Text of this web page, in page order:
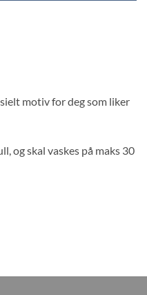
motiv for deg som liker
og skal vaskes på maks 30